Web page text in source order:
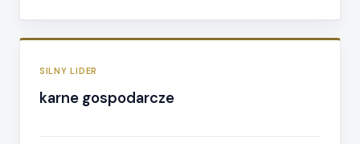
SILNY LIDER
karne gospodarcze